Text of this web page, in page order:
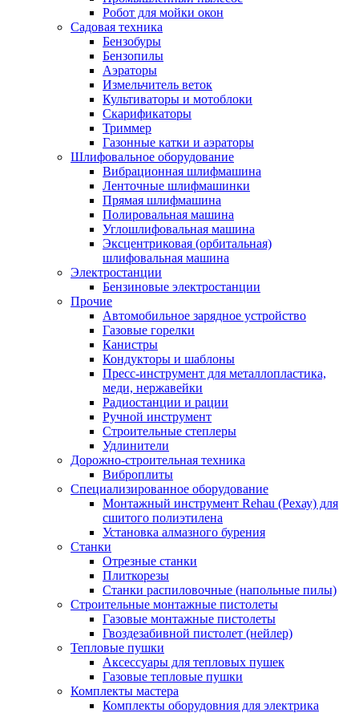
Робот для мойки окон
Садовая техника
Бензобуры
Бензопилы
Аэраторы
Измельчитель веток
Культиваторы и мотоблоки
Скарификаторы
Триммер
Газонные катки и аэраторы
Шлифовальное оборудование
Вибрационная шлифмашина
Ленточные шлифмашинки
Прямая шлифмашина
Полировальная машина
Углошлифовальная машина
Эксцентриковая (орбитальная)
шлифовальная машина
Электростанции
Бензиновые электростанции
Прочие
Автомобильное зарядное устройство
Газовые горелки
Канистры
Кондукторы и шаблоны
Пресс-инструмент для металлопластика,
меди, нержавейки
Радиостанции и рации
Ручной инструмент
Строительные степлеры
Удлинители
Дорожно-строительная техника
Виброплиты
Специализированное оборудование
Монтажный инструмент Rehau (Рехау) для
сшитого полиэтилена
Установка алмазного бурения
Станки
Отрезные станки
Плиткорезы
Станки распиловочные (напольные пилы)
Строительные монтажные пистолеты
Газовые монтажные пистолеты
Гвоздезабивной пистолет (нейлер)
Тепловые пушки
Аксессуары для тепловых пушек
Газовые тепловые пушки
Комплекты мастера
Комплекты оборудовния для электрика